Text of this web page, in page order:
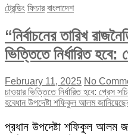
ট্রেন্ডিং ফিচার বাংলাদেশ
“নির্বাচনের তারিখ
ভিত্তিতে নির্ধারিত হবে:
February 11, 2025 No
চাওয়ার ভিত্তিতে নির্ধারিত হবে: প্রেস
হবেধান উপদেষ্টা শফিকুল আলম
প্রধান উপদেষ্টা শফিকুল আলম